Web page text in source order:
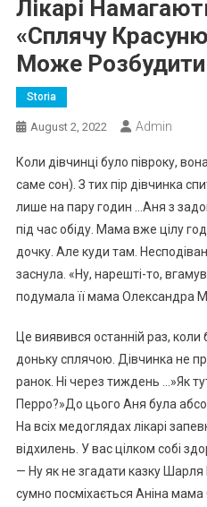
Лікарі
«Сплячу
Може Розбудити
Storia
August 2, 2022 Admin
Коли дівчинці було півроку,
саме сон). З тих пір дівчинка
лише на пару годин …Аня з
під час обіду. Мама вже цілу
дочку. Але куди там.
заснула. «Ну, нарешті-то,
подумала її мама Олександра
Це виявився останній раз, коли
доньку сплячою. Дівчинка не
ранок. Ні через тиждень …»Як
Перро?»До цього Аня була
На всіх медоглядах лікарі
відхилень. У вас цілком собі
— Ну як не згадати казку
сумно посміхається Аніна